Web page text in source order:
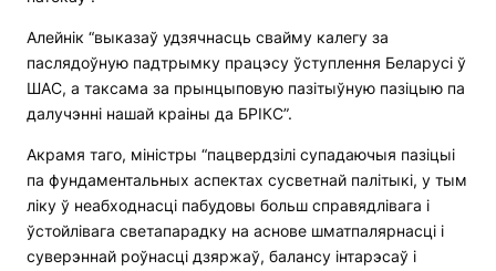
Алейнік “выказаў удзячнасць свайму калегу за
паслядоўную падтрымку працэсу ўступлення Беларусі ў
ШАС, а таксама за прынцыповую пазітыўную пазіцыю па
далучэнні нашай краіны да БРІКС”.
Акрамя таго, міністры “пацвердзілі супадаючыя пазіцыі
па фундаментальных аспектах сусветнай палітыкі, у тым
ліку ў неабходнасці пабудовы больш справядлівага і
ўстойлівага светапарадку на аснове шматпалярнасці і
суверэннай роўнасці дзяржаў, балансу інтарэсаў і